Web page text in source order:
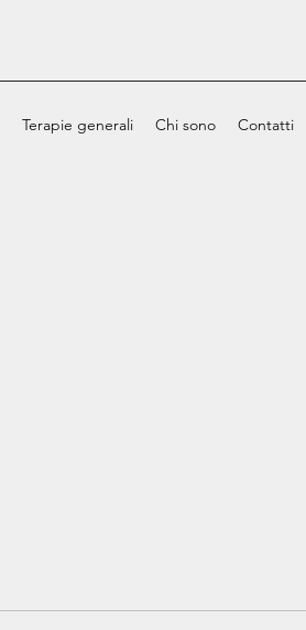
Terapie generali Chi sono Contatti